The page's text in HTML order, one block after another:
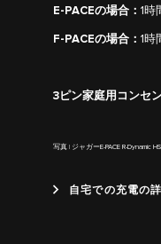
E-PACEの場合： 1時
F-PACEの場合： 1時
3ピン家庭用コンセ
写真 | ジャガーE-PACE R-Dynamic
自宅での充電の